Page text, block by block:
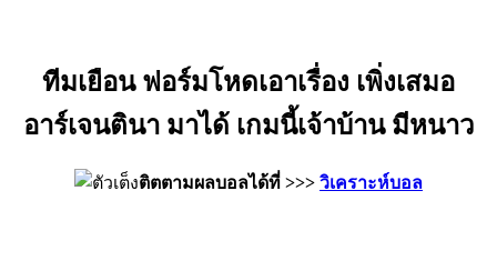
ทีมเยือน ฟอร์มโหดเอาเรื่อง เพิ่งเสมอ
อาร์เจนตินา มาได้ เกมนี้เจ้าบ้าน มีหนาว
ติตตามผลบอลได้ที่ >>> วิเคราะห์บอล